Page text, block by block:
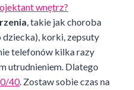
wnętrz?
, takie jak choroba
korki, zepsuty
telefonów kilka razy
utrudnieniem. Dlatego
40. Zostaw sobie czas na